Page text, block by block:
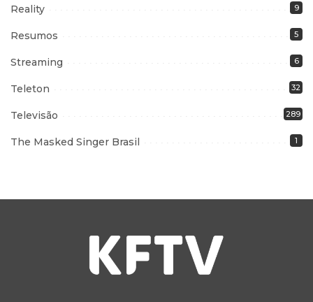
Reality 9
Resumos 5
Streaming 6
Teleton 32
Televisão 289
The Masked Singer Brasil 1